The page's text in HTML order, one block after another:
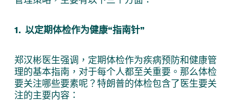
1. 以定期体检作为健康“指南针”
郑汉彬医生强调，定期体检作为疾病预防和健康管
理的基本指南，对于每个人都至关重要。那么体检
要关注哪些要素呢？特朗普的体检包含了医生要关
注的主要内容：